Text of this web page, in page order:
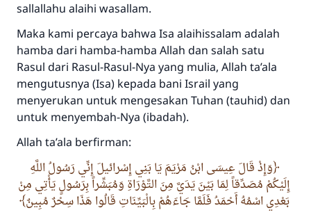
sallallahu alaihi wasallam.
Maka kami percaya bahwa Isa alaihissalam adalah
hamba dari hamba-hamba Allah dan salah satu
Rasul dari Rasul-Rasul-Nya yang mulia, Allah ta’ala
mengutusnya (Isa) kepada bani Israil yang
menyerukan untuk mengesakan Tuhan (tauhid) dan
untuk menyembah-Nya (ibadah).
Allah ta’ala berfirman:
وَإِذْ قَالَ عِيسَى ابْنُ مَرْيَمَ يَا بَنِي إِسْرائيلَ إِنِّي رَسُولُ اللَّهِ
إِلَيْكُمْ مُصَدِّقاً لِمَا بَيْنَ يَدَيَّ مِنَ التَّوْرَاةِ وَمُبَشِّراً بِرَسُولٍ يَأْتِي مِنْ
بَعْدِي اسْمُهُ أَحْمَدُ فَلَمَّا جَاءَهُمْ بِالْبَيِّنَاتِ قَالُوا هَذَا سِحْرٌ مُبِينٌ